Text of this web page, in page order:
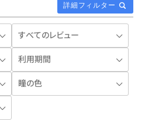
詳細フィルター